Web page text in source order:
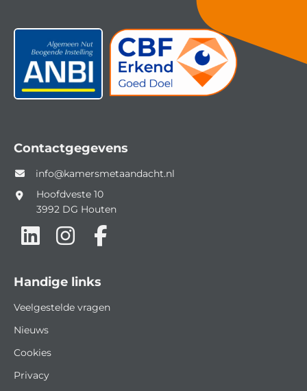
Handige links
Veelgestelde vragen
Nieuws
Cookies
Privacy
Contactgegevens
info@kamersmetaandacht.nl
Hoofdveste 10
3992 DG Houten